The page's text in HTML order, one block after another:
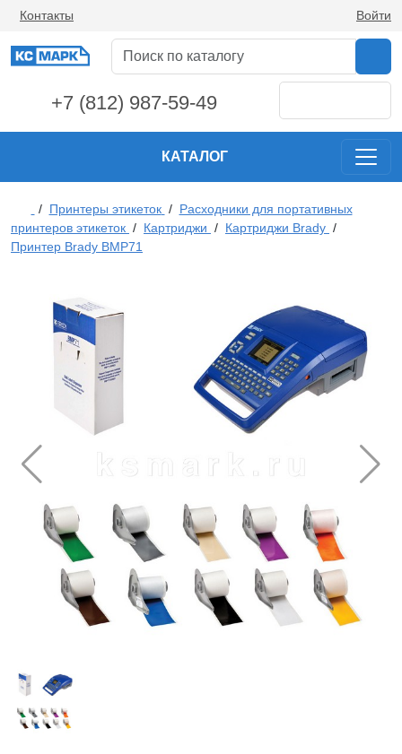
Контакты Войти
+7 (812) 987-59-49
КАТАЛОГ
/ Принтеры этикеток / Расходники для портативных
принтеров этикеток / Картриджи / Картриджи Brady /
Принтер Brady BMP71